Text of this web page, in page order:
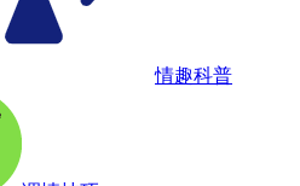
情趣科普